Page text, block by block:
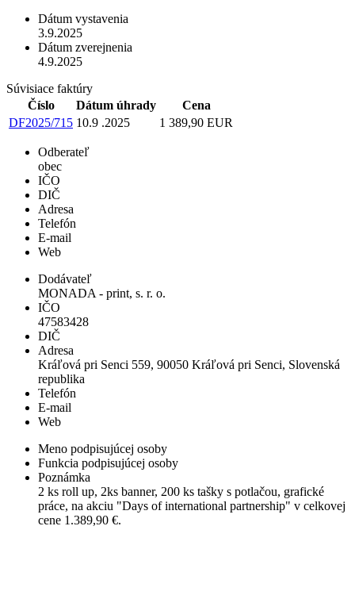
Dátum vystavenia
3.9.2025
Dátum zverejnenia
4.9.2025
Súvisiace faktúry
Číslo
Dátum úhrady
Cena
DF2025/715 10.9 .2025 1 389,90 EUR
Odberateľ
obec
IČO
DIČ
Adresa
Telefón
E-mail
Web
Dodávateľ
MONADA - print, s. r. o.
IČO
47583428
DIČ
Adresa
Kráľová pri Senci 559, 90050 Kráľová pri Senci, Slovenská
republika
Telefón
E-mail
Web
Meno podpisujúcej osoby
Funkcia podpisujúcej osoby
Poznámka
2 ks roll up, 2ks banner, 200 ks tašky s potlačou, grafické
práce, na akciu "Days of international partnership" v celkovej
cene 1.389,90 €.